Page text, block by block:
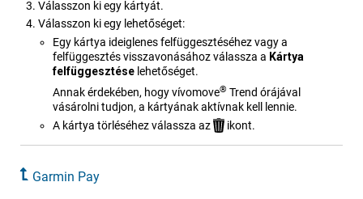
Válasszon ki egy kártyát.
Válasszon ki egy lehetőséget:
Egy kártya ideiglenes felfüggesztéséhez vagy a
felfüggesztés visszavonásához válassza a Kártya
felfüggesztése lehetőséget.
Annak érdekében, hogyvívomove® Trend órájával
vásárolni tudjon, a kártyának aktívnak kell lennie.
A kártya törléséhez válassza az
ikont.
Garmin Pay